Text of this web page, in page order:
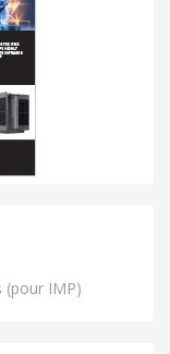
(pour IMP)